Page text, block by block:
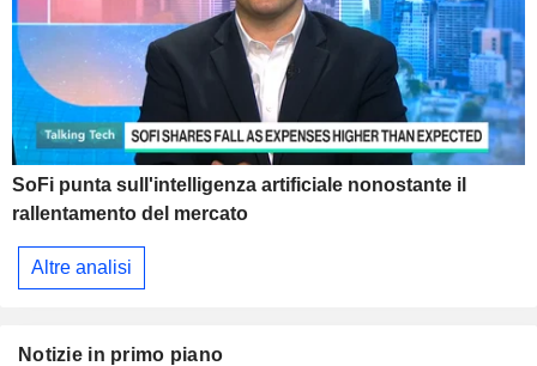
SoFi punta sull'intelligenza artificiale nonostante il
rallentamento del mercato
Altre analisi
Notizie in primo piano